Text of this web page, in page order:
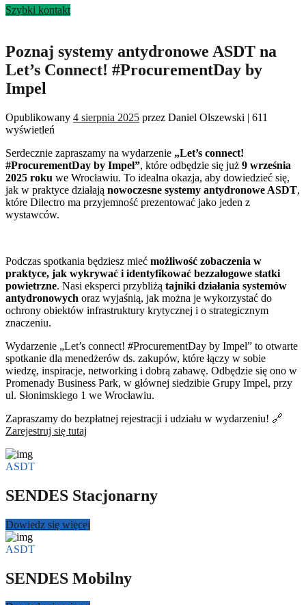
Szybki kontakt
Poznaj systemy antydronowe ASDT na
Let’s Connect! #ProcurementDay by
Impel
Opublikowany 4 sierpnia 2025 przez Daniel Olszewski | 611
wyświetleń
Serdecznie zapraszamy na wydarzenie „Let’s connect!
#ProcurementDay by Impel”, które odbędzie się już 9 września
2025 roku we Wrocławiu. To idealna okazja, aby dowiedzieć się,
jak w praktyce działają nowoczesne systemy antydronowe ASDT,
które Dilectro ma przyjemność prezentować jako jeden z
wystawców.
Podczas spotkania będziesz mieć możliwość zobaczenia w
praktyce, jak wykrywać i identyfikować bezzałogowe statki
powietrzne. Nasi eksperci przybliżą tajniki działania systemów
antydronowych oraz wyjaśnią, jak można je wykorzystać do
ochrony obiektów infrastruktury krytycznej i o strategicznym
znaczeniu.
Wydarzenie „Let’s connect! #ProcurementDay by Impel” to otwarte
spotkanie dla menedżerów ds. zakupów, które łączy w sobie
wiedzę, inspiracje, networking i dobrą zabawę. Odbędzie się ono w
Promenady Business Park, w głównej siedzibie Grupy Impel, przy
ul. Słonimskiego 1 we Wrocławiu.
Zapraszamy do bezpłatnej rejestracji i udziału w wydarzeniu! 🔗
Zarejestruj się tutaj
ASDT
SENDES Stacjonarny
Dowiedz się więcej
ASDT
SENDES Mobilny